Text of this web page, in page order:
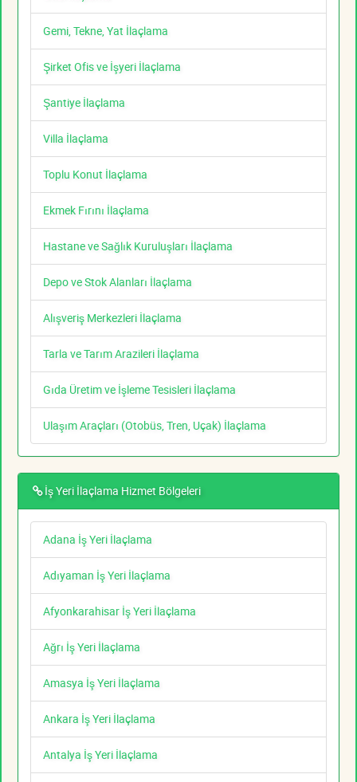
Gemi, Tekne, Yat İlaçlama
Şirket Ofis ve İşyeri İlaçlama
Şantiye İlaçlama
Villa İlaçlama
Toplu Konut İlaçlama
Ekmek Fırını İlaçlama
Hastane ve Sağlık Kuruluşları İlaçlama
Depo ve Stok Alanları İlaçlama
Alışveriş Merkezleri İlaçlama
Tarla ve Tarım Arazileri İlaçlama
Gıda Üretim ve İşleme Tesisleri İlaçlama
Ulaşım Araçları (Otobüs, Tren, Uçak) İlaçlama
İş Yeri İlaçlama Hizmet Bölgeleri
Adana İş Yeri İlaçlama
Adıyaman İş Yeri İlaçlama
Afyonkarahisar İş Yeri İlaçlama
Ağrı İş Yeri İlaçlama
Amasya İş Yeri İlaçlama
Ankara İş Yeri İlaçlama
Antalya İş Yeri İlaçlama